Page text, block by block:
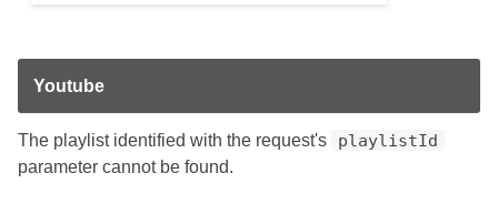
Youtube
The playlist identified with the request's playlistId
parameter cannot be found.